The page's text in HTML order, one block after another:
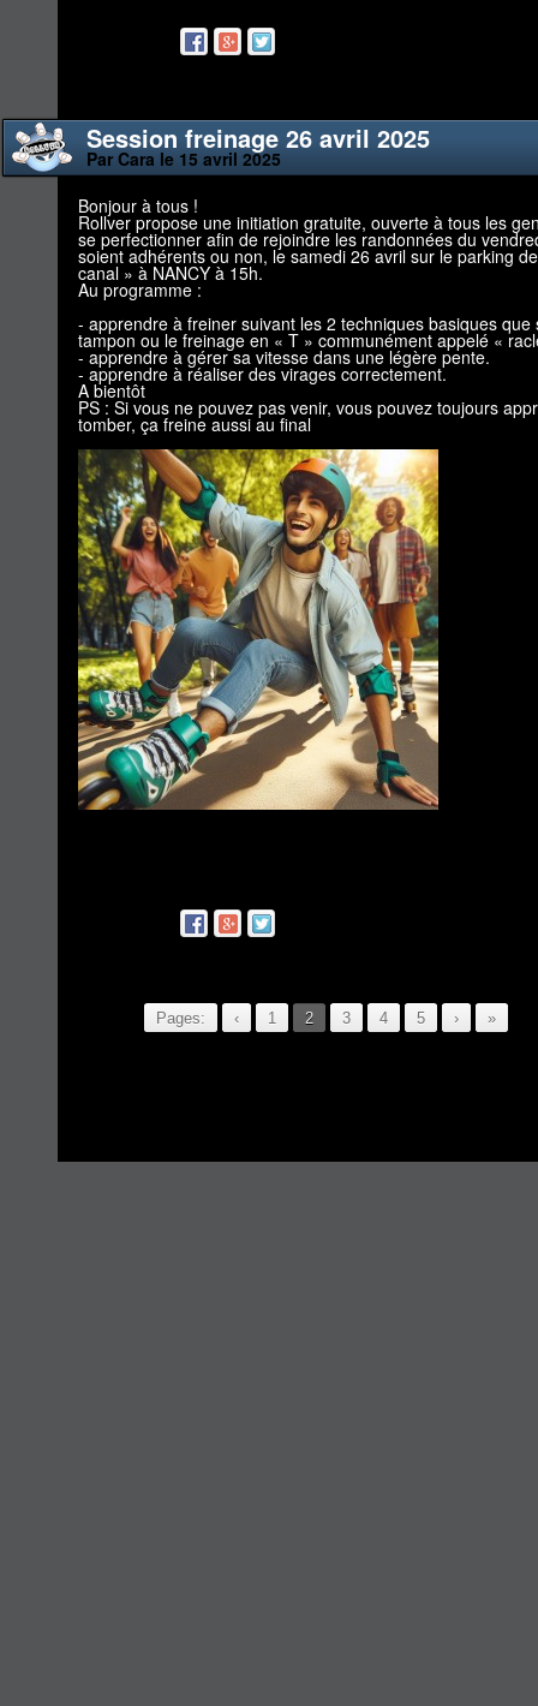
Session freinage 26 avril 2025
Par Cara le 15 avril 2025
Bonjour à tous !
Rollver propose une initiation gratuite, ouverte à tous les
se perfectionner afin de rejoindre les randonnées du
soient adhérents ou non, le samedi 26 avril sur le parking
canal » à NANCY à 15h.
Au programme :
- apprendre à freiner suivant les 2 techniques basiques que
tampon ou le freinage en « T » communément appelé «
- apprendre à gérer sa vitesse dans une légère pente.
- apprendre à réaliser des virages correctement.
A bientôt
PS : Si vous ne pouvez pas venir, vous pouvez toujours
tomber, ça freine aussi au final
Pages: ‹ 1 2 3 4 5 › »